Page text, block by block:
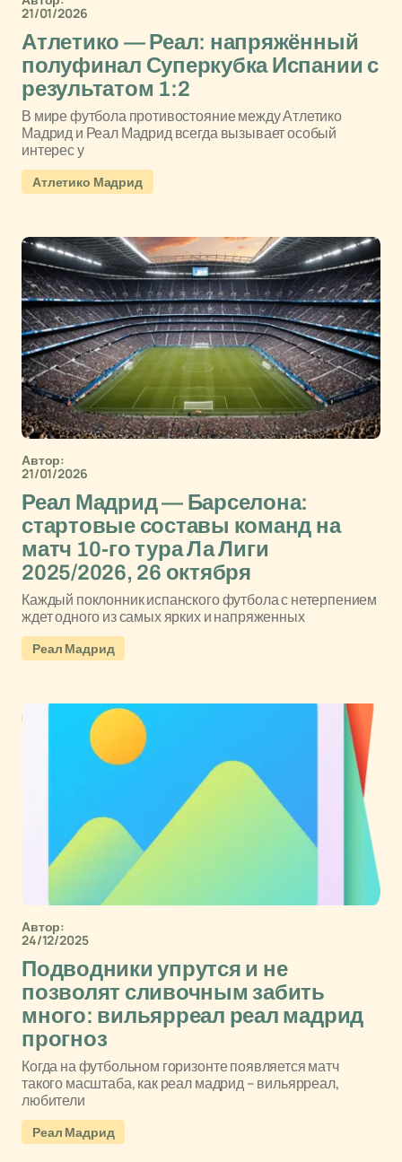
21/01/2026
Атлетико — Реал: напряжённый
полуфинал Суперкубка Испании с
результатом 1:2
В мире футбола противостояние между Атлетико
Мадрид и Реал Мадрид всегда вызывает особый
интерес у
Атлетико Мадрид
Автор:
21/01/2026
Реал Мадрид — Барселона:
стартовые составы команд на
матч 10-го тура Ла Лиги
2025/2026, 26 октября
Каждый поклонник испанского футбола с нетерпением
ждет одного из самых ярких и напряженных
Реал Мадрид
Автор:
24/12/2025
Подводники упрутся и не
позволят сливочным забить
много: вильярреал реал мадрид
прогноз
Когда на футбольном горизонте появляется матч
такого масштаба, как реал мадрид – вильярреал,
любители
Реал Мадрид